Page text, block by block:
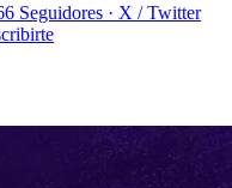
Seguidores · X / Twitter